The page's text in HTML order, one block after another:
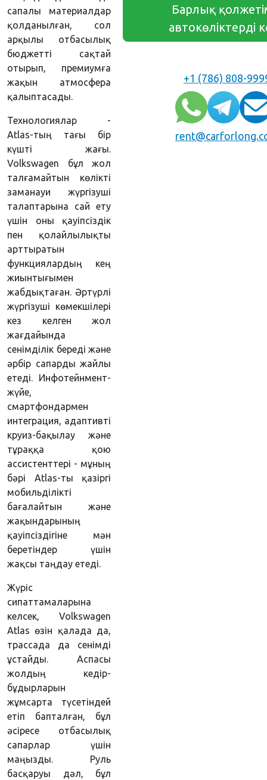
Барлық
автокөліктерді
+1 (786) 808-
сапалы материалдар
қолданылған, сол
арқылы отбасылық
бюджетті сақтай
отырып, премиумға
жақын атмосфера
қалыптасады.
Технологиялар -
Atlas-тың тағы бір
күшті жағы.
Volkswagen бұл жол
талғамайтын көлікті
заманауи жүргізуші
талаптарына сай ету
үшін оны қауіпсіздік
пен қолайлылықты
арттыратын
функциялардың кең
жиынтығымен
жабдықтаған. Әртүрлі
жүргізуші көмекшілері
кез келген жол
жағдайында
сенімділік береді және
әрбір сапарды жайлы
етеді. Инфотейнмент-
жүйе,
смартфондармен
интеграция, адаптивті
круиз-бақылау және
тұраққа қою
ассистенттері - мұның
бәрі Atlas-ты қазіргі
мобильділікті
бағалайтын және
жақындарының
қауіпсіздігіне мән
беретіндер үшін
жақсы таңдау етеді.
Жүріс
сипаттамаларына
келсек, Volkswagen
Atlas өзін қалада да,
трассада да сенімді
ұстайды. Аспасы
жолдың кедір-
бұдырларын
жұмсарта түсетіндей
етіп бапталған, бұл
әсіресе отбасылық
сапарлар үшін
маңызды. Руль
басқаруы дәл, бұл